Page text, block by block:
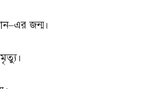
–এর জন্ম।